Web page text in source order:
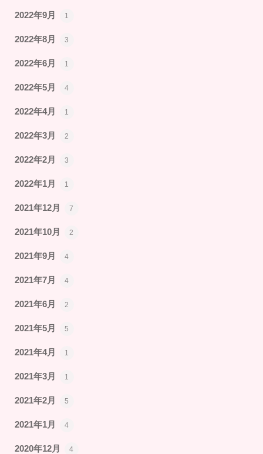
2022年9月 1
2022年8月 3
2022年6月 1
2022年5月 4
2022年4月 1
2022年3月 2
2022年2月 3
2022年1月 1
2021年12月 7
2021年10月 2
2021年9月 4
2021年7月 4
2021年6月 2
2021年5月 5
2021年4月 1
2021年3月 1
2021年2月 5
2021年1月 4
2020年12月 4